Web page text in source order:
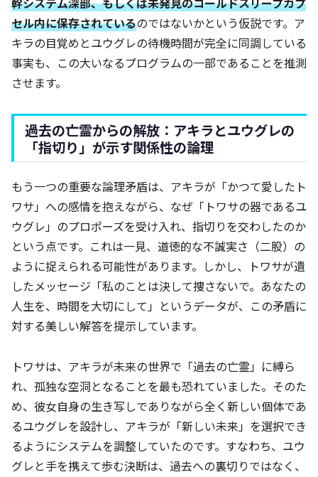
セル内に保存されているのではないかという仮説です。ア
キラの目覚めとユウグレの待機時間が完全に同調している
事実も、この大いなるプログラムの一部であることを推測
させます。
過去の亡霊からの解放：アキラとユウグレの
「指切り」が示す関係性の論理
もう一つの重要な論理矛盾は、アキラが「かつて愛したト
ワサ」への感情を抱えながら、なぜ「トワサの器であるユ
ウグレ」のプロポーズを受け入れ、指切りを交わしたのか
という点です。これは一見、道徳的な不誠実さ（二股）の
ように捉えられる可能性があります。しかし、トワサが遺
したメッセージ「私のことは決して捜さないで。あなたの
人生を、時間を大切にして」というデータが、この矛盾に
対する美しい解答を提示しています。
トワサは、アキラが未来の世界で「過去の亡霊」に縛ら
れ、孤独な空洞となることを最も恐れていました。そのた
め、彼女自身の生き写しでありながら全く新しい個体であ
るユウグレを設計し、アキラが「新しい未来」を選択でき
るようにシステムを調整していたのです。すなわち、ユウ
グレと手を携えて歩む決断は、過去への裏切りではなく、